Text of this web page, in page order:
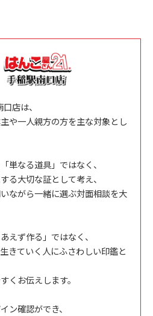
店は、
や一人親方の方を主な対象とし
単なる道具」ではなく、
る大切な証として考え、
ながら一緒に選ぶ対面相談を大
えず作る」ではなく、
きていく人にふさわしい印鑑と
くお伝えします。
ン確認ができ、